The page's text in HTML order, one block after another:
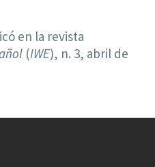
en la revista
(IWE), n. 3, abril de